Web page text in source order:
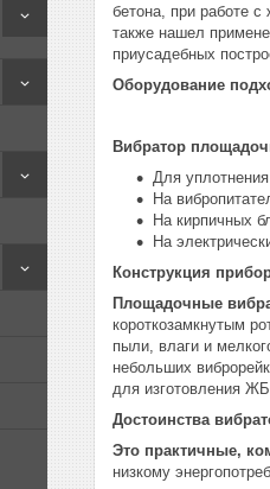
бетона, при работе
также нашел
приусадебных
Оборудование
Вибратор
Для
На
На кирпичных
На
Конструкция
Площадочные
короткозамкнутым
пыли, влаги и
небольших
для изготовления
Достоинства
Это практичные,
низкому